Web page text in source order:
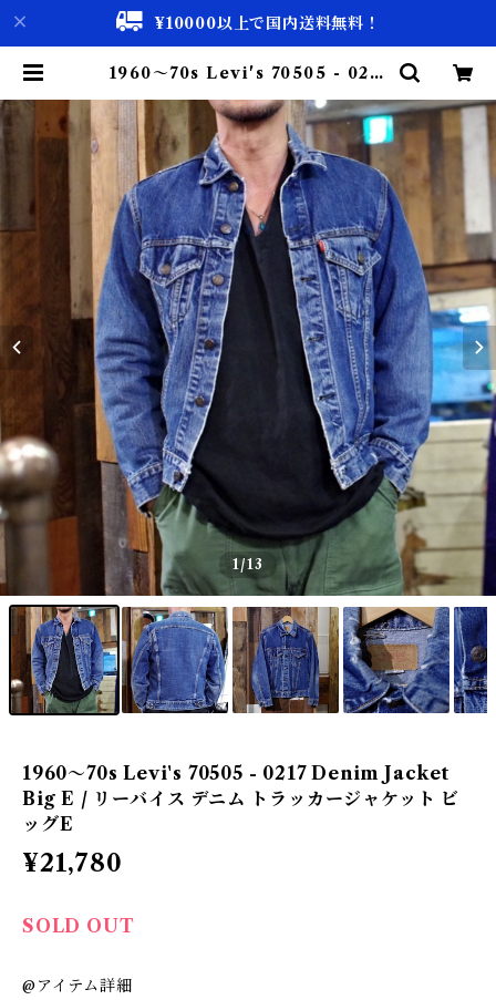
¥10000以上で国内送料無料！
1960〜70s Levi's 70505 - 0217
ス デニム トラッカージャケット ビ
ッグE | 古着屋 仙台 biscco【古着
& Vintage 通販】
1/13
1960〜70s Levi's 70505 - 0217 Denim Jacket
Big E / リーバイス デニム トラッカージャケット ビ
ッグE
¥21,780
SOLD OUT
@アイテム詳細